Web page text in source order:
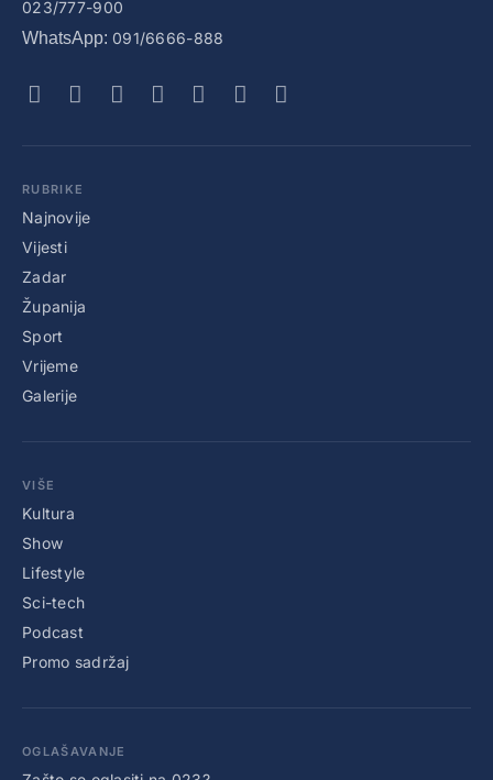
023/777-900
WhatsApp: 091/6666-888
RUBRIKE
Najnovije
Vijesti
Zadar
Županija
Sport
Vrijeme
Galerije
VIŠE
Kultura
Show
Lifestyle
Sci-tech
Podcast
Promo sadržaj
OGLAŠAVANJE